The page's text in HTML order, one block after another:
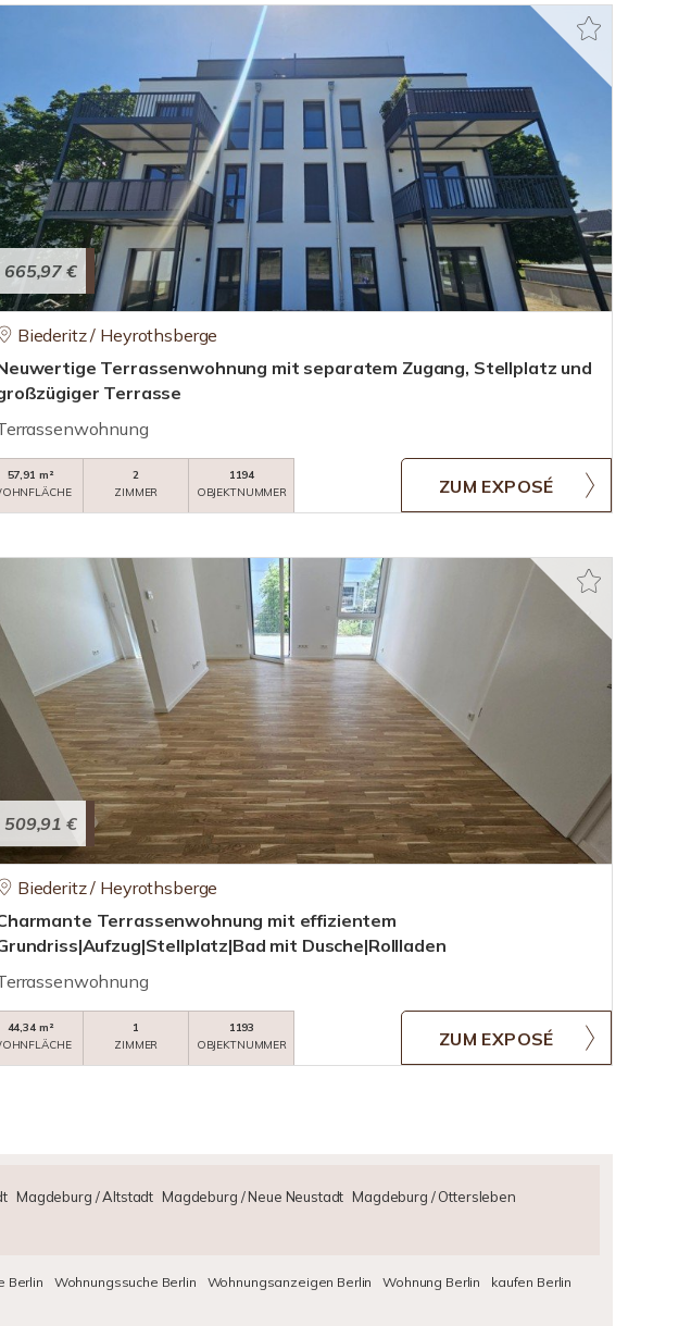
665,97 €
Biederitz / Heyrothsberge
Terrassenwohnung mit separatem Zugang, Stellplatz und
Terrasse
57,91 m²
2
ZIMMER
1194
OBJEKTNUMMER
ZUM EXPOSÉ
509,91 €
Biederitz / Heyrothsberge
Terrassenwohnung mit effizientem
mit Dusche|Rollladen
44,34 m²
1
ZIMMER
1193
OBJEKTNUMMER
ZUM EXPOSÉ
Magdeburg / Altstadt Magdeburg / Neue Neustadt Magdeburg / Ottersleben
Berlin Wohnungssuche Berlin Wohnungsanzeigen Berlin Wohnung Berlin
kaufen Berlin